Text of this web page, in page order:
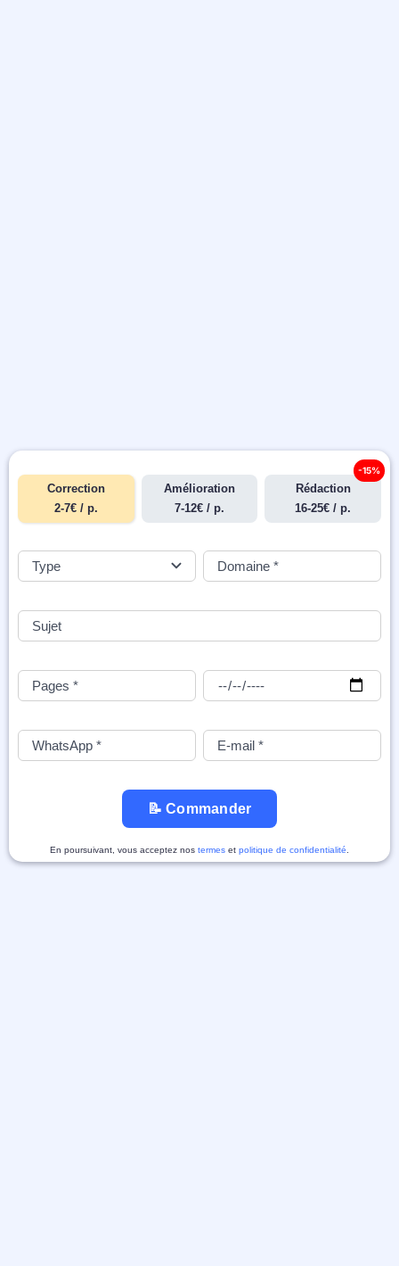
Correction
2-7€ / p.
Amélioration
7-12€ / p.
Rédaction
16-25€ / p.
-15%
📝 Commander
En poursuivant, vous acceptez nos termes et politique de confidentialité